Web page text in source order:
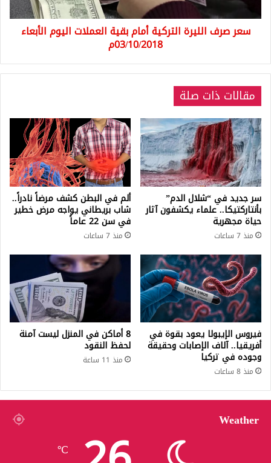
الأبعاء
03/10/2018م
سعر صرف الليرة التركية أمام بقية العملات اليوم الأبعاء
03/10/2018م
مقالات ذات صلة
سر جديد في “شلال الدم”
بأنتاركتيكا.. علماء يكشفون آثار
حياة مجهرية
منذ 7 ساعات
ألم في البطن كشف مرضاً نادراً..
شاب بريطاني يواجه مرض خطير
في سن 22 عاماً
منذ 7 ساعات
فيروس الإيبولا يعود بقوة في
أفريقيا.. آلاف الإصابات وحقيقة
وجوده في تركيا
منذ 8 ساعات
8 أماكن في المنزل ليست آمنة
لحفظ النقود
منذ 11 ساعة
Weather
℃